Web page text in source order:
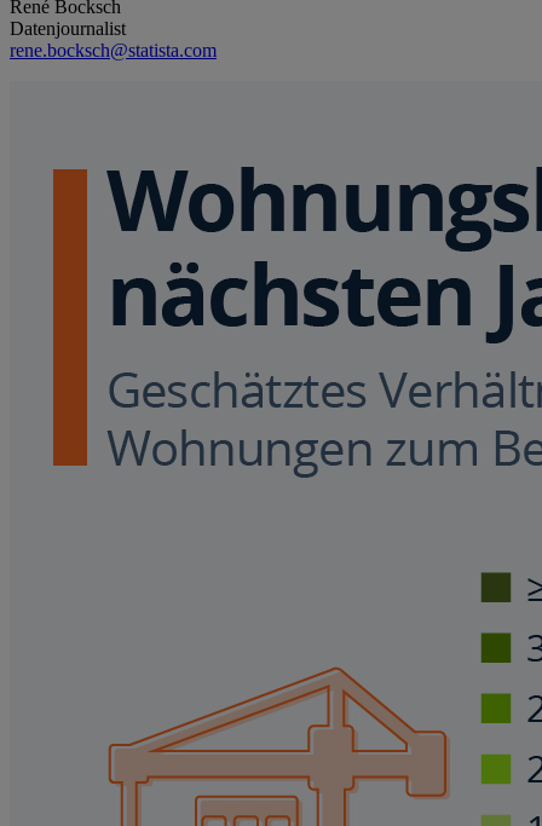
René Bocksch
Datenjournalist
rene.bocksch@statista.com